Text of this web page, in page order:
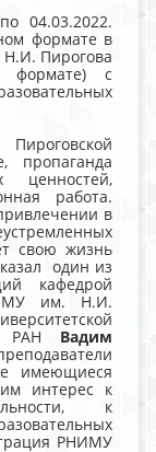
04.03.2022.
формате в
Пирогова
формате) с
пропаганда
работа.
в
свою жизнь
один из
кафедрой
им. Н.И.
РАН Вадим
имеющиеся
интерес к
к
РНИМУ